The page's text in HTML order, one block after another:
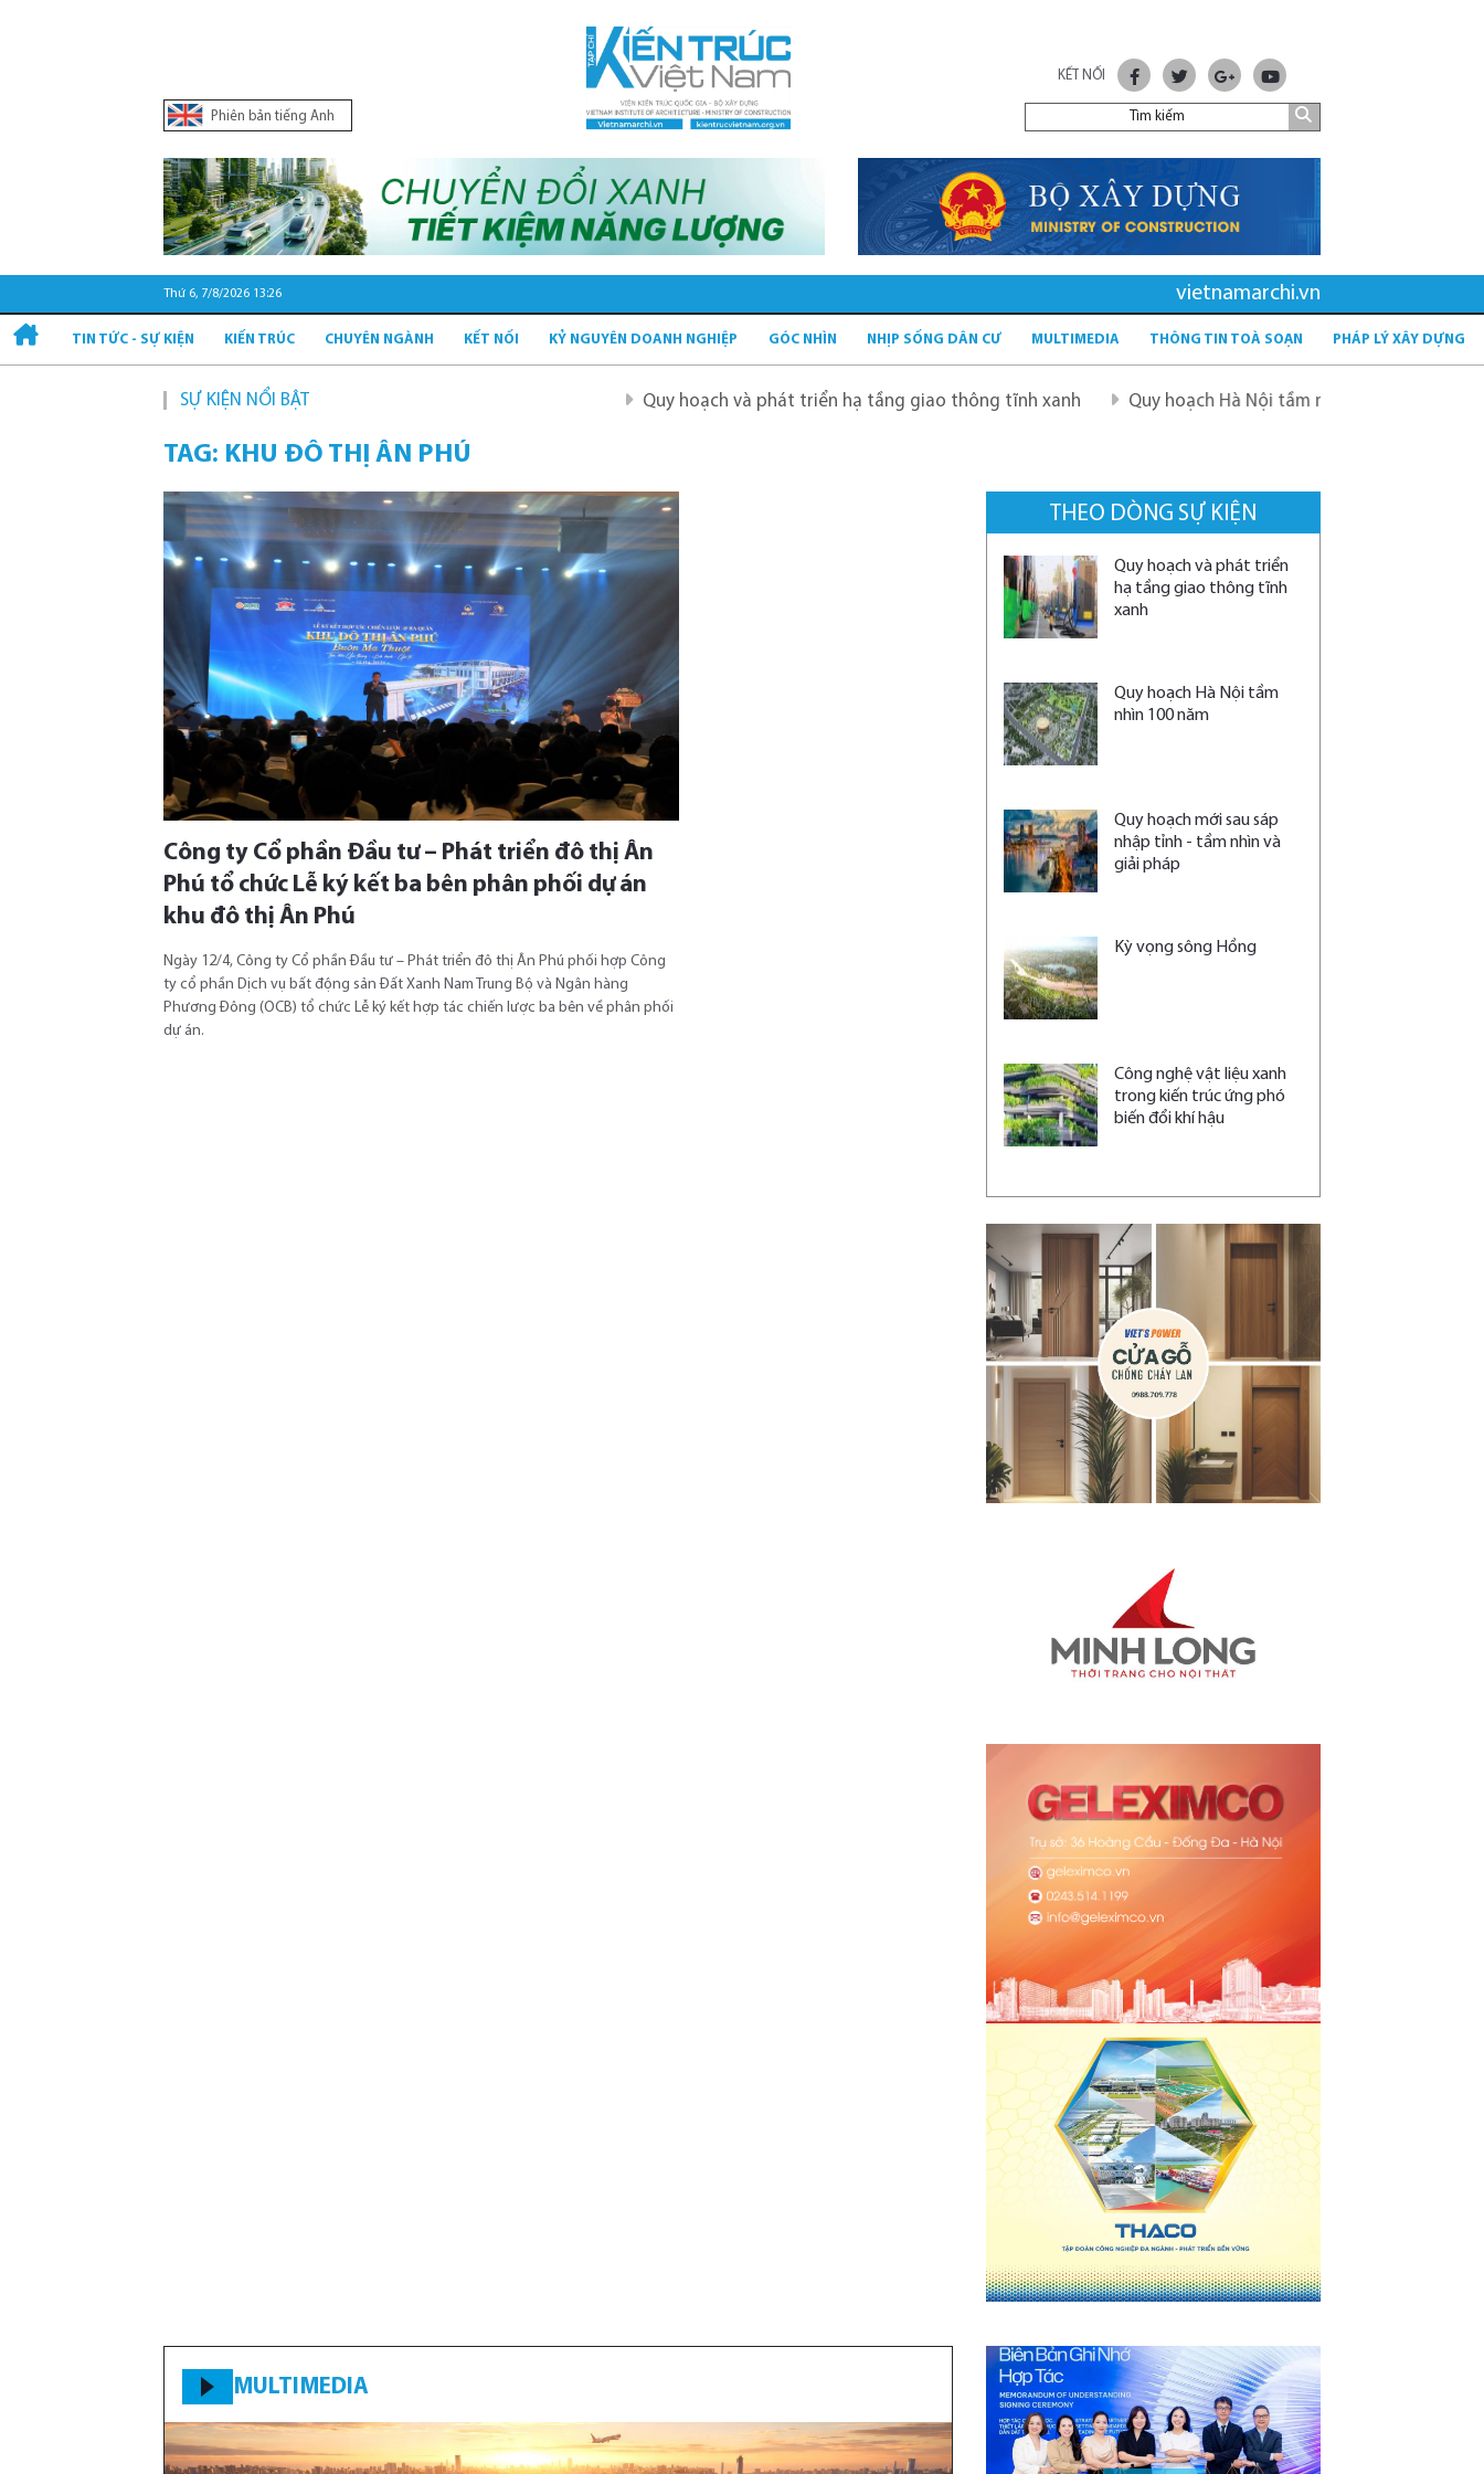
Phiên bản tiếng Anh
KẾT NỐI
Thứ 6, 7/8/2026 13:26 vietnamarchi.vn
TIN TỨC - SỰ KIỆN KIẾN TRÚC CHUYÊN NGÀNH KẾT NỐI KỶ NGUYÊN DOANH NGHIỆP GÓC NHÌN NHỊP SỐNG DÂN CƯ MULTIMEDIA THÔNG TIN TOÀ SOẠN PHÁP LÝ XÂY DỰNG
SỰ KIỆN NỔI BẬT Quy hoạch và phát triển hạ tầng giao thông tĩnh xanh Quy hoạch Hà Nội tầm nhìn 100 năm
TAG: KHU ĐÔ THỊ ÂN PHÚ
Công ty Cổ phần Đầu tư – Phát triển đô thị Ân
Phú tổ chức Lễ ký kết ba bên phân phối dự án
khu đô thị Ân Phú
Ngày 12/4, Công ty Cổ phần Đầu tư – Phát triển đô thị Ân Phú phối hợp Công
ty cổ phần Dịch vụ bất động sản Đất Xanh Nam Trung Bộ và Ngân hàng
Phương Đông (OCB) tổ chức Lễ ký kết hợp tác chiến lược ba bên về phân phối
dự án.
THEO DÒNG SỰ KIỆN
Quy hoạch và phát triển
hạ tầng giao thông tĩnh
xanh
Quy hoạch Hà Nội tầm
nhìn 100 năm
Quy hoạch mới sau sáp
nhập tỉnh - tầm nhìn và
giải pháp
Kỳ vọng sông Hồng
Công nghệ vật liệu xanh
trong kiến trúc ứng phó
biến đổi khí hậu
MULTIMEDIA